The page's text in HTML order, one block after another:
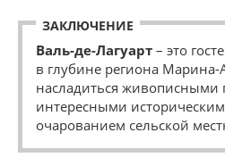
ЗАКЛЮЧЕНИЕ
Валь-де-Лагуарт – это
в глубине региона
насладиться живописными
интересными
очарованием сельской